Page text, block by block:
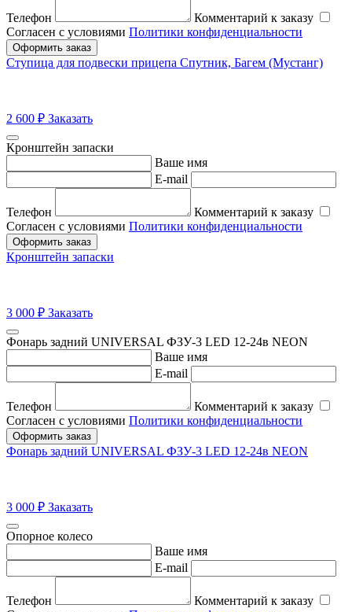
Телефон
Комментарий к заказу
Согласен с условиями Политики конфиденциальности
Оформить заказ
Ступица для подвески прицепа Спутник, Багем (Мустанг)
2 600 ₽ Заказать
Кронштейн запаски
Ваше имя
E-mail
Телефон
Комментарий к заказу
Согласен с условиями Политики конфиденциальности
Оформить заказ
Кронштейн запаски
3 000 ₽ Заказать
Фонарь задний UNIVERSAL ФЗУ-3 LED 12-24в NEON
Ваше имя
E-mail
Телефон
Комментарий к заказу
Согласен с условиями Политики конфиденциальности
Оформить заказ
Фонарь задний UNIVERSAL ФЗУ-3 LED 12-24в NEON
3 000 ₽ Заказать
Опорное колесо
Ваше имя
E-mail
Телефон
Комментарий к заказу